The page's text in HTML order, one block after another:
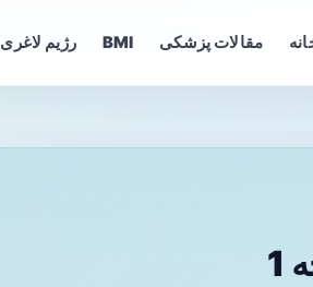
مقالات پزشکی BMI رژیم لاغری